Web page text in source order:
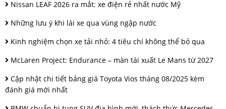
Nissan LEAF 2026 ra mắt: xe điện rẻ nhất nước Mỹ
Những lưu ý khi lái xe qua vùng ngập nước
Kinh nghiệm chọn xe tải nhỏ: 4 tiêu chí không thể bỏ qua
McLaren Project: Endurance – màn tái xuất Le Mans từ 2027
Cập nhật chi tiết bảng giá Toyota Vios tháng 08/2025 kèm
đánh giá mới nhất